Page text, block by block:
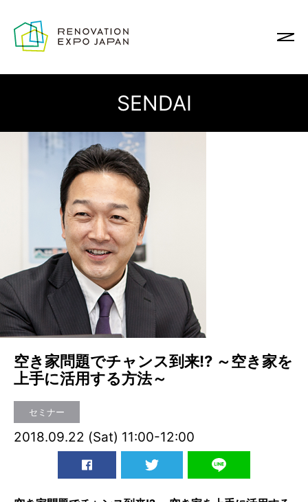
SENDAI
空き家問題でチャンス到来!? ～空き家を
上手に活用する方法～
セミナー
2018.09.22 (Sat) 11:00-12:00